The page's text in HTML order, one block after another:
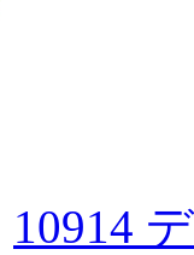
10914